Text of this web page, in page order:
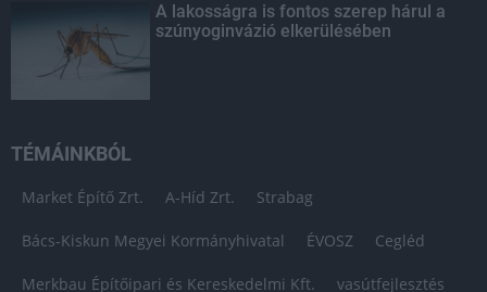
A lakosságra is fontos szerep hárul a
szúnyoginvázió elkerülésében
TÉMÁINKBÓL
Market Építő Zrt. A-Híd Zrt. Strabag
Bács-Kiskun Megyei Kormányhivatal ÉVOSZ Cegléd
Merkbau Építőipari és Kereskedelmi Kft. vasútfejlesztés